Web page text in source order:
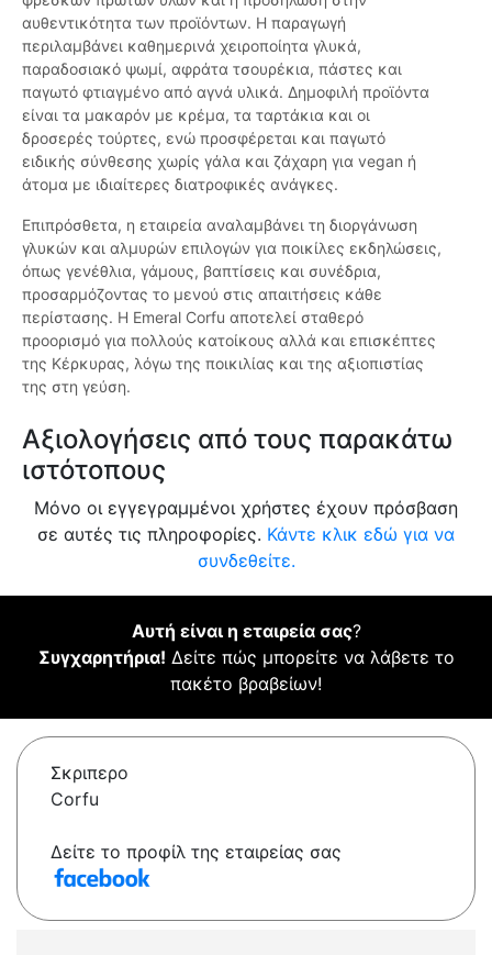
αυθεντικότητα των προϊόντων. Η παραγωγή
περιλαμβάνει καθημερινά χειροποίητα γλυκά,
παραδοσιακό ψωμί, αφράτα τσουρέκια, πάστες και
παγωτό φτιαγμένο από αγνά υλικά. Δημοφιλή προϊόντα
είναι τα μακαρόν με κρέμα, τα ταρτάκια και οι
δροσερές τούρτες, ενώ προσφέρεται και παγωτό
ειδικής σύνθεσης χωρίς γάλα και ζάχαρη για vegan ή
άτομα με ιδιαίτερες διατροφικές ανάγκες.
Επιπρόσθετα, η εταιρεία αναλαμβάνει τη διοργάνωση
γλυκών και αλμυρών επιλογών για ποικίλες εκδηλώσεις,
όπως γενέθλια, γάμους, βαπτίσεις και συνέδρια,
προσαρμόζοντας το μενού στις απαιτήσεις κάθε
περίστασης. Η Emeral Corfu αποτελεί σταθερό
προορισμό για πολλούς κατοίκους αλλά και επισκέπτες
της Κέρκυρας, λόγω της ποικιλίας και της αξιοπιστίας
της στη γεύση.
Αξιολογήσεις από τους παρακάτω
ιστότοπους
Μόνο οι εγγεγραμμένοι χρήστες έχουν πρόσβαση
σε αυτές τις πληροφορίες. Κάντε κλικ εδώ για να
συνδεθείτε.
Αυτή είναι η εταιρεία σας?
Συγχαρητήρια! Δείτε πώς μπορείτε να λάβετε το
πακέτο βραβείων!
Σκριπερο
Corfu
Δείτε το προφίλ της εταιρείας σας